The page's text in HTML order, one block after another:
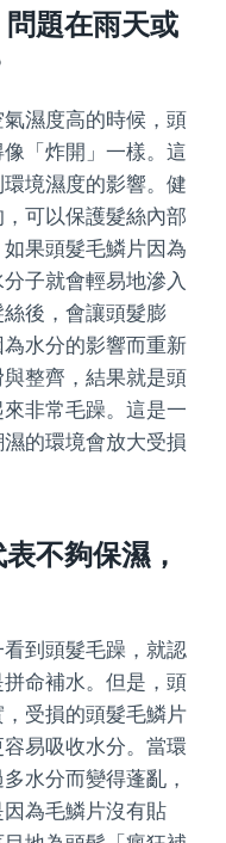
題在雨天或
濕度高的時候，頭
「炸開」一樣。這
境濕度的影響。健
可以保護髮絲內部
果頭髮毛鱗片因為
子就會輕易地滲入
後，會讓頭髮膨
水分的影響而重新
整齊，結果就是頭
非常毛躁。這是一
的環境會放大受損
不夠保濕，
到頭髮毛躁，就認
命補水。但是，頭
受損的頭髮毛鱗片
易吸收水分。當環
水分而變得蓬亂，
為毛鱗片沒有貼